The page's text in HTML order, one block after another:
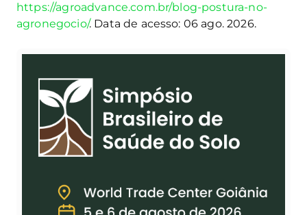
https://agroadvance.com.br/blog-postura-no-
agronegocio/. Data de acesso: 06 ago. 2026.